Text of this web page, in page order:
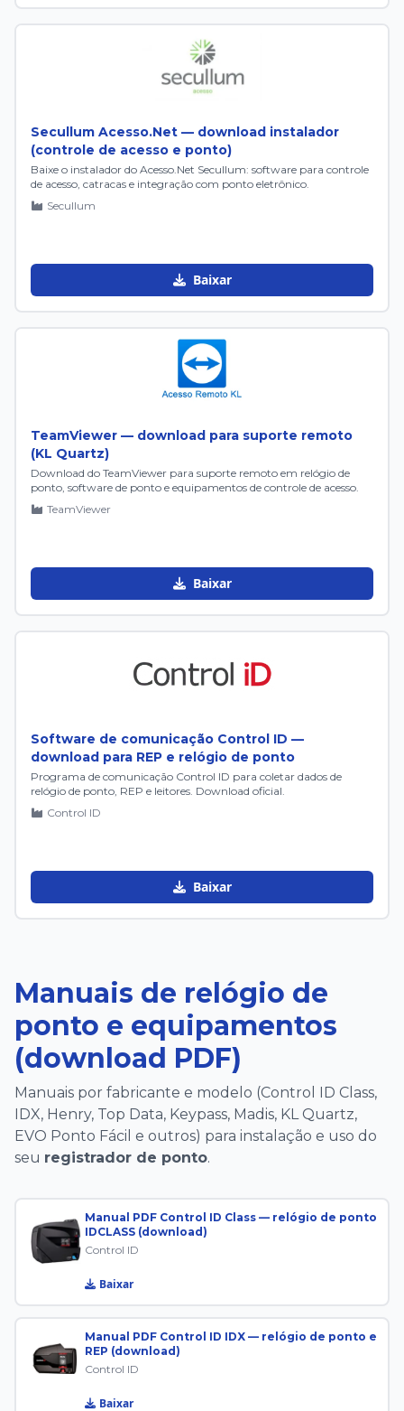
Secullum Acesso.Net — download instalador
(controle de acesso e ponto)
Baixe o instalador do Acesso.Net Secullum: software para controle
de acesso, catracas e integração com ponto eletrônico.
Secullum
Baixar
TeamViewer — download para suporte remoto
(KL Quartz)
Download do TeamViewer para suporte remoto em relógio de
ponto, software de ponto e equipamentos de controle de acesso.
TeamViewer
Baixar
Software de comunicação Control ID —
download para REP e relógio de ponto
Programa de comunicação Control ID para coletar dados de
relógio de ponto, REP e leitores. Download oficial.
Control ID
Baixar
Manuais de relógio de
ponto e equipamentos
(download PDF)
Manuais por fabricante e modelo (Control ID Class,
IDX, Henry, Top Data, Keypass, Madis, KL Quartz,
EVO Ponto Fácil e outros) para instalação e uso do
seu registrador de ponto.
Manual PDF Control ID Class — relógio de ponto
IDCLASS (download)
Control ID
Baixar
Manual PDF Control ID IDX — relógio de ponto e
REP (download)
Control ID
Baixar